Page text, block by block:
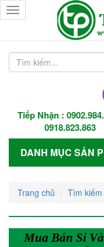
Tiếp Nhận :
0918.823.863
Toggle
navigation
DANH MỤC SẢN
Trang chủ Tìm kiếm
Mua Bán Sỉ